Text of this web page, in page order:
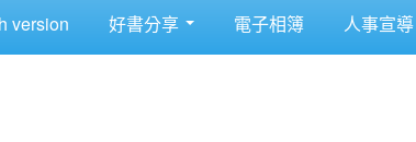
version 好書分享 電子相簿 人事宣導